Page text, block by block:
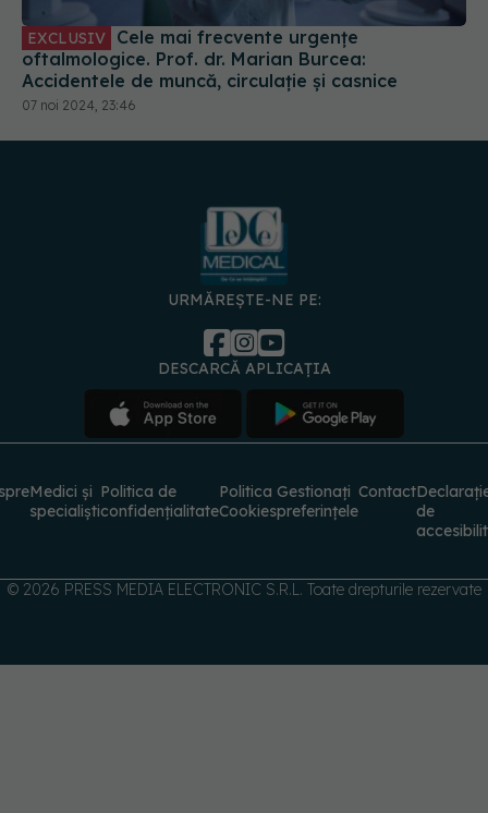
EXCLUSIV
oftalmologice. Prof. dr. Marian Burcea:
Accidentele de muncă, circulație și casnice
07 noi 2024, 23:46
URMĂREȘTE-NE PE:
DESCARCĂ APLICAȚIA
Medici și
specialiști
Politica de
confidențialitate
Politica
Cookies
Gestionați
preferințele
Contact
de
© 2026 PRESS MEDIA ELECTRONIC S.R.L. Toate drepturile rezervate